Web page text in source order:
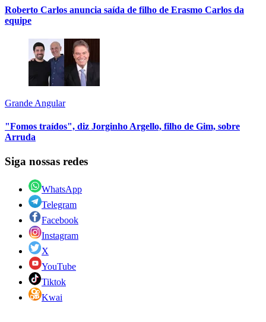
Roberto Carlos anuncia saída de filho de Erasmo Carlos da
equipe
Grande Angular
"Fomos traídos", diz Jorginho Argello, filho de Gim, sobre
Arruda
Siga nossas redes
WhatsApp
Telegram
Facebook
Instagram
X
YouTube
Tiktok
Kwai